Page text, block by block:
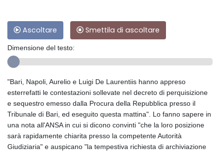
Ascoltare Smettila di ascoltare
Dimensione del testo:
"Bari, Napoli, Aurelio e Luigi De Laurentiis hanno appreso
esterrefatti le contestazioni sollevate nel decreto di perquisizione
e sequestro emesso dalla Procura della Repubblica presso il
Tribunale di Bari, ed eseguito questa mattina". Lo fanno sapere in
una nota all'ANSA in cui si dicono convinti "che la loro posizione
sarà rapidamente chiarita presso la competente Autorità
Giudiziaria" e auspicano "la tempestiva richiesta di archiviazione